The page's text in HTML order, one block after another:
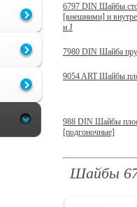
6797 DIN Шайбы
[внешними] и
и J
7980 DIN Шайба
9054 ART Шайбы
988 DIN Шайбы
[подгоночные]
Шайбы